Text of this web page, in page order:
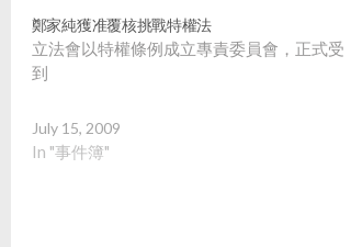
鄭家純獲准覆核挑戰特權法
立法會以特權條例成立專責委員會，正式受
到
July 15, 2009
In "事件簿"